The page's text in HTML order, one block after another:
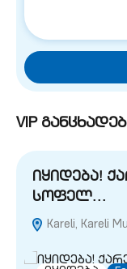
VIP
იყიდება!
სოფელ…
Kareli, Kareli